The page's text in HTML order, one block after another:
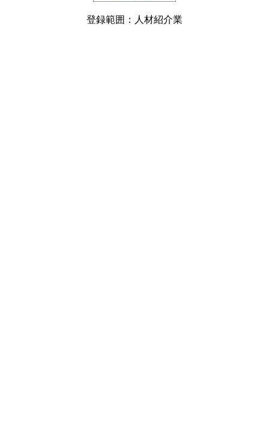
登録範囲：人材紹介業